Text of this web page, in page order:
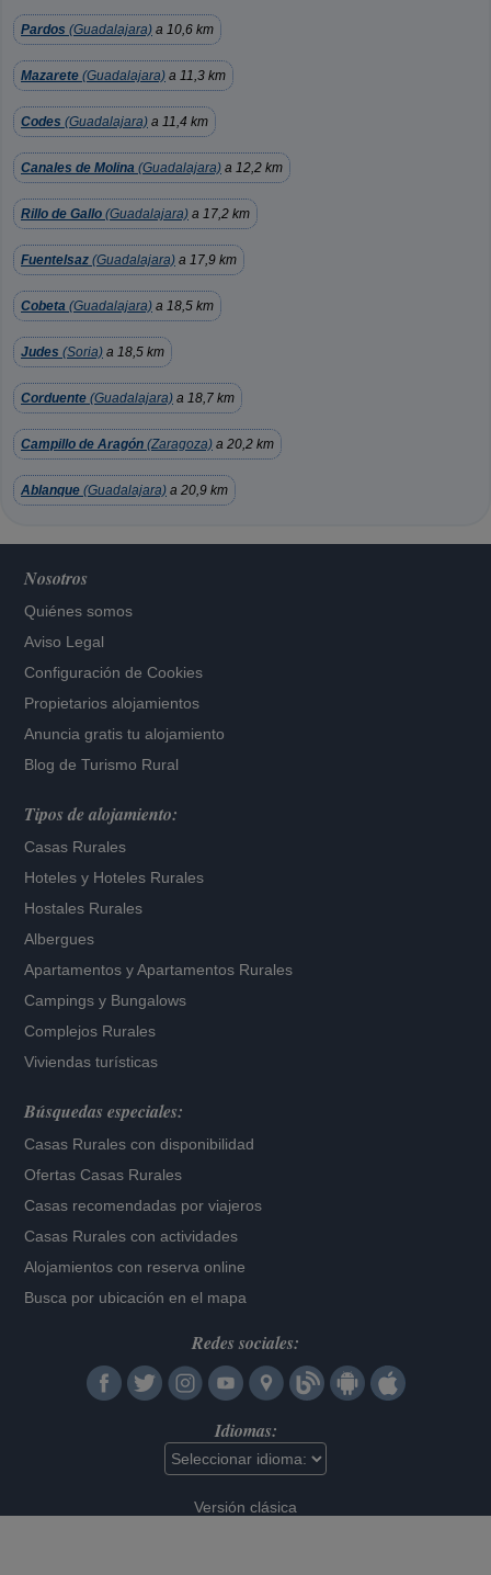
Pardos (Guadalajara) a 10,6 km
Mazarete (Guadalajara) a 11,3 km
Codes (Guadalajara) a 11,4 km
Canales de Molina (Guadalajara) a 12,2 km
Rillo de Gallo (Guadalajara) a 17,2 km
Fuentelsaz (Guadalajara) a 17,9 km
Cobeta (Guadalajara) a 18,5 km
Judes (Soria) a 18,5 km
Corduente (Guadalajara) a 18,7 km
Campillo de Aragón (Zaragoza) a 20,2 km
Ablanque (Guadalajara) a 20,9 km
Nosotros
Quiénes somos
Aviso Legal
Configuración de Cookies
Propietarios alojamientos
Anuncia gratis tu alojamiento
Blog de Turismo Rural
Tipos de alojamiento:
Casas Rurales
Hoteles y Hoteles Rurales
Hostales Rurales
Albergues
Apartamentos yApartamentos Rurales
Campings y Bungalows
Complejos Rurales
Viviendas turísticas
Búsquedas especiales:
Casas Rurales con disponibilidad
Ofertas Casas Rurales
Casas recomendadas por viajeros
Casas Rurales con actividades
Alojamientos con reserva online
Busca por ubicación en el mapa
Redes sociales:
Idiomas:
Versión clásica